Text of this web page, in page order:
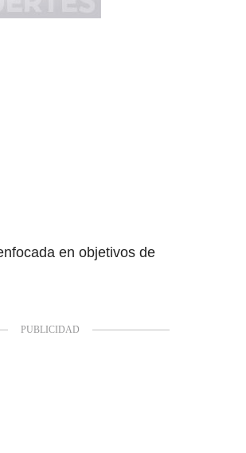
en objetivos de